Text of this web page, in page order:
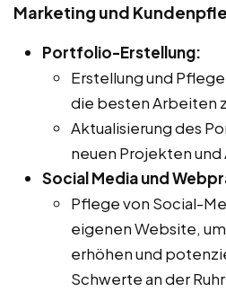
Marketing und
Portfolio-Erstellung:
Erstellung und
die besten Arbeiten
Aktualisierung des
neuen Projekten und
Social Media und
Pflege von Social-
eigenen Website,
erhöhen und
Schwerte an der